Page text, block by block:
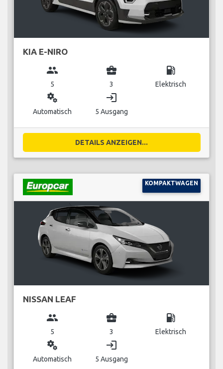
KIA E-NIRO
group
5
business_center
3
local_gas_station
Elektrisch
miscellaneous_services
Automatisch
login
5 Ausgang
DETAILS ANZEIGEN...
KOMPAKTWAGEN
NISSAN LEAF
group
5
business_center
3
local_gas_station
Elektrisch
miscellaneous_services
Automatisch
login
5 Ausgang